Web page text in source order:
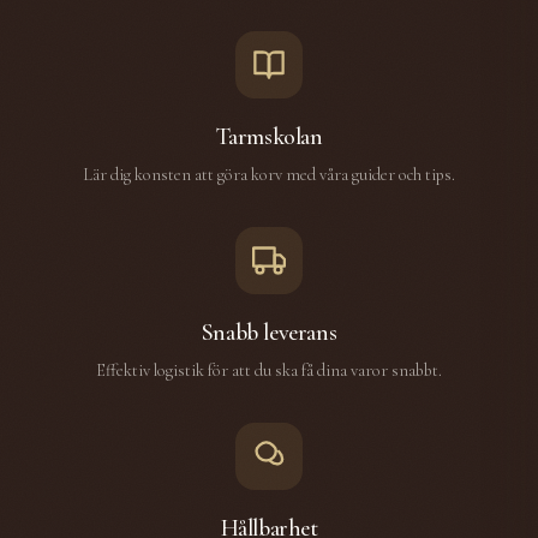
Tarmskolan
Lär dig konsten att göra korv med våra guider och tips.
Snabb leverans
Effektiv logistik för att du ska få dina varor snabbt.
Hållbarhet